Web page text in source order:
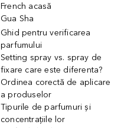
French acasă
Gua Sha
Ghid pentru verificarea
parfumului
Setting spray vs. spray de
fixare care este diferenta?
Ordinea corectă de aplicare
a produselor
Tipurile de parfumuri și
concentrațiile lor